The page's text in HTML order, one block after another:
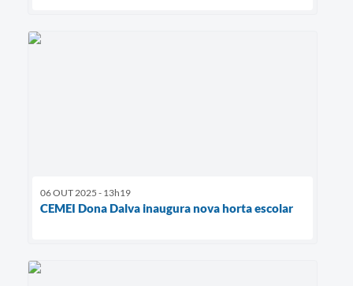
06 OUT 2025 - 13h19
CEMEI Dona Dalva inaugura nova horta escolar